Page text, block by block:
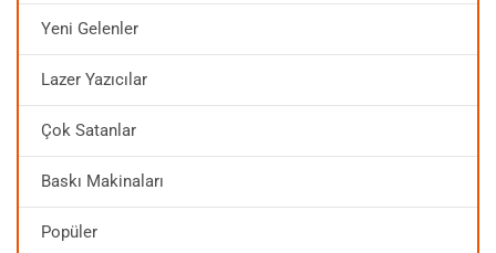
Yeni Gelenler
Lazer Yazıcılar
Çok Satanlar
Baskı Makinaları
Popüler